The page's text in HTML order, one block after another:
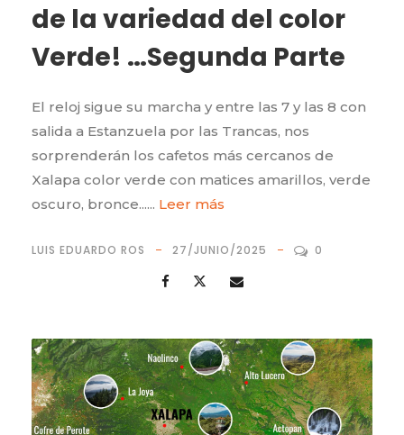
de la variedad del color
Verde! …Segunda Parte
El reloj sigue su marcha y entre las 7 y las 8 con
salida a Estanzuela por las Trancas, nos
sorprenderán los cafetos más cercanos de
Xalapa color verde con matices amarillos, verde
oscuro, bronce...... Leer más
LUIS EDUARDO ROS 27/JUNIO/2025 0